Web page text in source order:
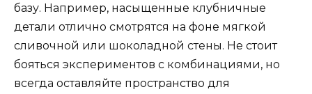
базу. Например, насыщенные клубничные
детали отлично смотрятся на фоне мягкой
сливочной или шоколадной стены. Не стоит
бояться экспериментов с комбинациями, но
всегда оставляйте пространство для